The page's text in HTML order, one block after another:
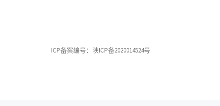
ICP备案编号：陕ICP备2020014524号